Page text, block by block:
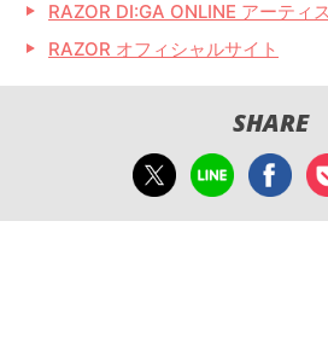
RAZOR DI:GA ONLINE アーティ
RAZOR オフィシャルサイト
SHARE